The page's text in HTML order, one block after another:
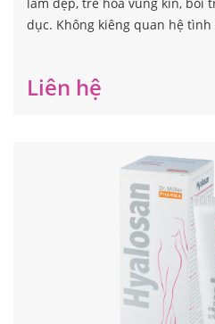
dục. Không kiêng quan hệ tình
Liên hệ